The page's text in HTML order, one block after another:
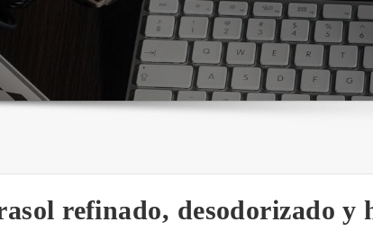
refinado, desodorizado y